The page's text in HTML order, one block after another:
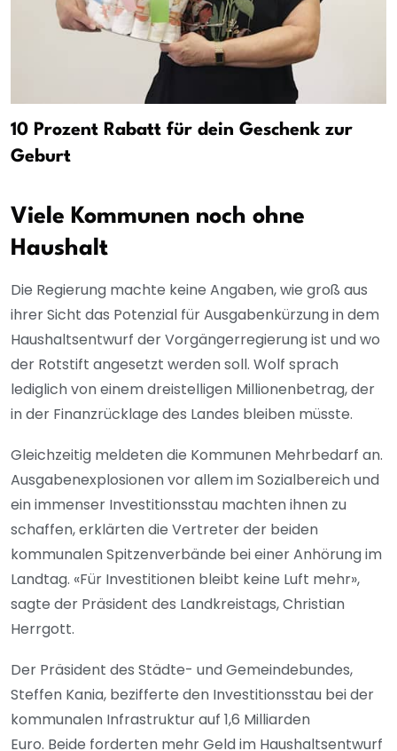
10 Prozent Rabatt für dein Geschenk zur
Geburt
Viele Kommunen noch ohne
Haushalt
Die Regierung machte keine Angaben, wie groß aus
ihrer Sicht das Potenzial für Ausgabenkürzung in dem
Haushaltsentwurf der Vorgängerregierung ist und wo
der Rotstift angesetzt werden soll. Wolf sprach
lediglich von einem dreistelligen Millionenbetrag, der
in der Finanzrücklage des Landes bleiben müsste.
Gleichzeitig meldeten die Kommunen Mehrbedarf an.
Ausgabenexplosionen vor allem im Sozialbereich und
ein immenser Investitionsstau machten ihnen zu
schaffen, erklärten die Vertreter der beiden
kommunalen Spitzenverbände bei einer Anhörung im
Landtag. «Für Investitionen bleibt keine Luft mehr»,
sagte der Präsident des Landkreistags, Christian
Herrgott.
Der Präsident des Städte- und Gemeindebundes,
Steffen Kania, bezifferte den Investitionsstau bei der
kommunalen Infrastruktur auf 1,6 Milliarden
Euro. Beide forderten mehr Geld im Haushaltsentwurf